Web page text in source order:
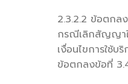
2.3.2.2 ข้อตกล
กรณีเลิกสัญญาใ
เงื่อนไขการใช้บ
ข้อตกลงข้อที่